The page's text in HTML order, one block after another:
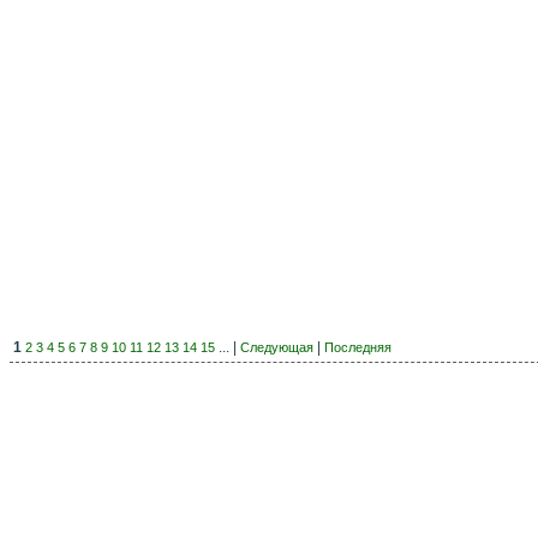
1 2 3 4 5 6 7 8 9 10 11 12 13 14 15 ... | Следующая Последняя